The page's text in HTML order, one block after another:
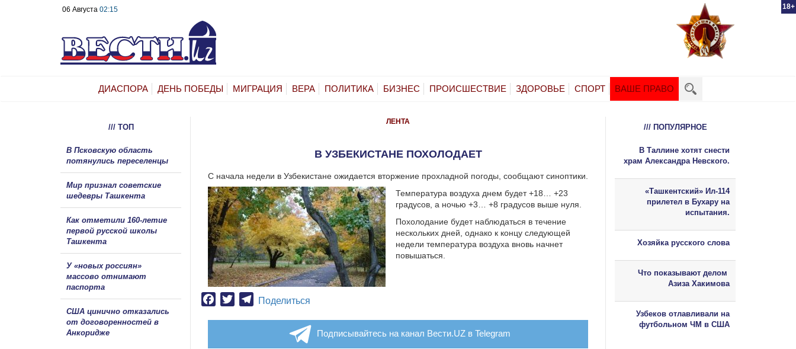
18+
06 Августа 02:15
ДИАСПОРА ДЕНЬ ПОБЕДЫ МИГРАЦИЯ ВЕРА ПОЛИТИКА БИЗНЕС ПРОИСШЕСТВИЕ ЗДОРОВЬЕ СПОРТ ВАШЕ ПРАВО
ЛЕНТА
В УЗБЕКИСТАНЕ ПОХОЛОДАЕТ
С начала недели в Узбекистане ожидается вторжение прохладной погоды, сообщают синоптики.
Температура воздуха днем будет +18… +23
градусов, а ночью +3… +8 градусов выше нуля.
Похолодание будет наблюдаться в течение
нескольких дней, однако к концу следующей
недели температура воздуха вновь начнет
повышаться.
Facebook
TwitterTelegram
Поделиться
Подписывайтесь на канал Вести.UZ в Telegram
/// ТОП
В Псковскую область
потянулись переселенцы
Мир признал советские
шедевры Ташкента
Как отметили 160-летие
первой русской школы
Ташкента
У «новых россиян»
массово отнимают
паспорта
США цинично отказались
от договоренностей в
Анкоридже
/// ПОПУЛЯРНОЕ
В Таллине хотят снести
храм Александра Невского.
«Ташкентский» Ил-114
прилетел в Бухару на
испытания.
Хозяйка русского слова
Что показывают делом
Азиза Хакимова
Узбеков отлавливали на
футбольном ЧМ в США